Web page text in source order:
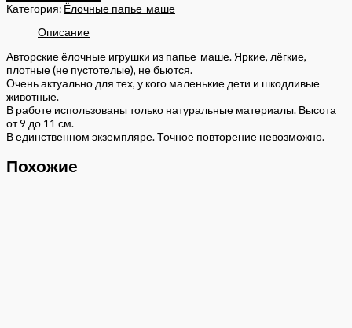
Категория: Ёлочные папье-маше
Описание
Авторские ёлочные игрушки из папье-маше. Яркие, лёгкие,
плотные (не пустотелые), не бьются.
Очень актуально для тех, у кого маленькие дети и шкодливые
животные.
В работе использованы только натуральные материалы. Высота
от 9 до 11 см.
В единственном экземпляре. Точное повторение невозможно.
Похожие